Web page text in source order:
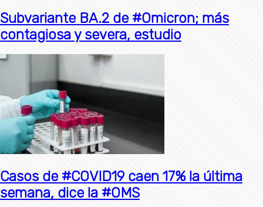
Subvariante BA.2 de #Omicron; más
contagiosa y severa, estudio
Casos de #COVID19 caen 17% la última
semana, dice la #OMS